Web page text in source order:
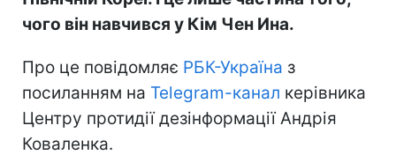
чого він навчився у Кім Чен Ина.
Про це повідомляє РБК-Україна з
посиланням на Telegram-канал керівника
Центру протидії дезінформації Андрія
Коваленка.